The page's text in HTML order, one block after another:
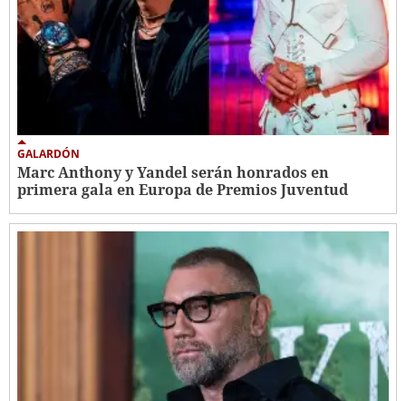
GALARDÓN
Marc Anthony y Yandel serán honrados en
primera gala en Europa de Premios Juventud